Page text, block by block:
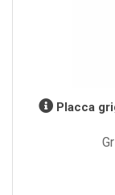
Placca